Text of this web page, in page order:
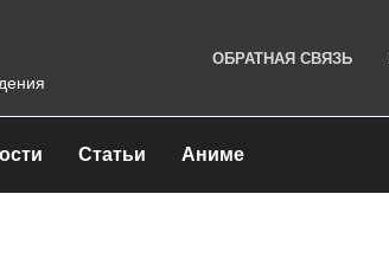
ОБРАТНАЯ СВЯЗЬ
Статьи Аниме